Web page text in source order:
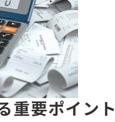
重要ポイント